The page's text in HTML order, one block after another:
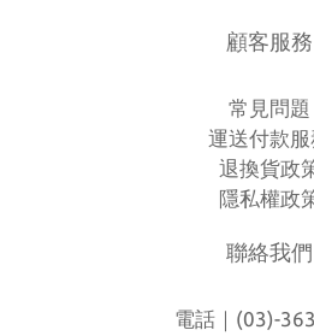
顧客服務
常見問題
運送付款服
退換貨政
隱私權政
聯絡我們
電話｜(03)-